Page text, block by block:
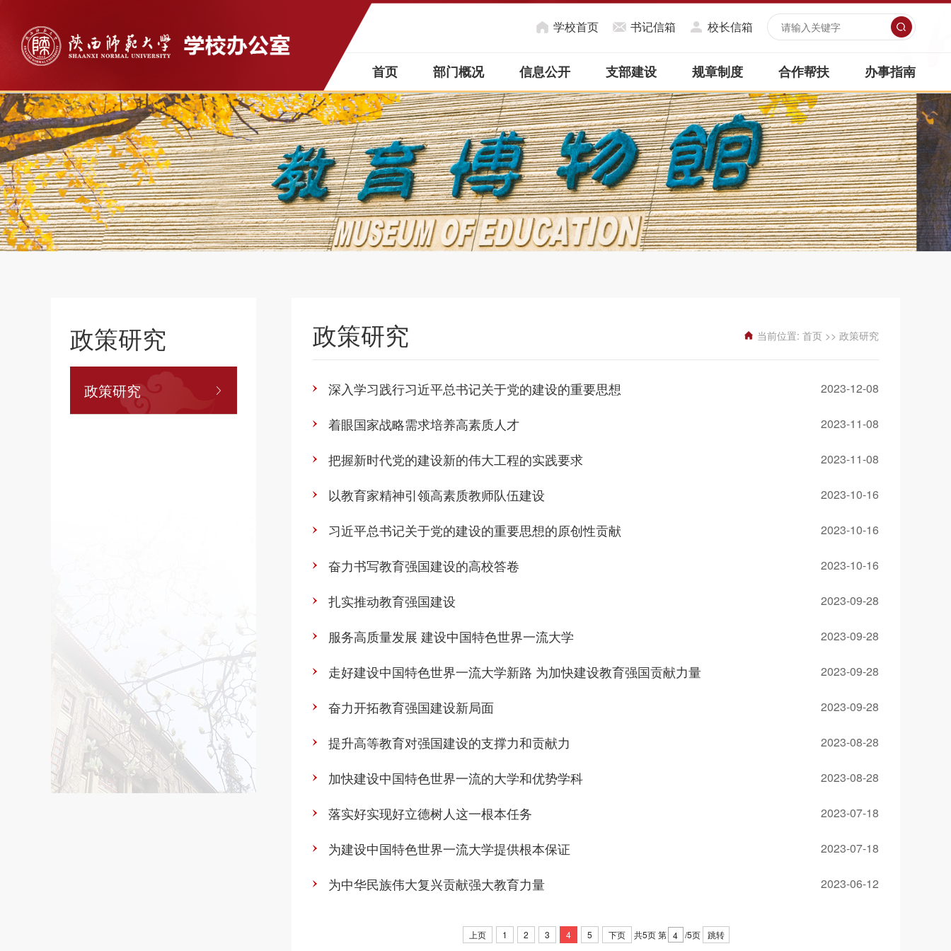
学校首页 书记信箱 校长信箱
首页 部门概况 信息公开 支部建设 规章制度 合作帮扶 办事指南
政策研究
政策研究
政策研究 当前位置: 首页 >> 政策研究
深入学习践行习近平总书记关于党的建设的重要思想 2023-12-08
着眼国家战略需求培养高素质人才 2023-11-08
把握新时代党的建设新的伟大工程的实践要求 2023-11-08
以教育家精神引领高素质教师队伍建设 2023-10-16
习近平总书记关于党的建设的重要思想的原创性贡献 2023-10-16
奋力书写教育强国建设的高校答卷 2023-10-16
扎实推动教育强国建设 2023-09-28
服务高质量发展 建设中国特色世界一流大学 2023-09-28
走好建设中国特色世界一流大学新路 为加快建设教育强国贡献力量 2023-09-28
奋力开拓教育强国建设新局面 2023-09-28
提升高等教育对强国建设的支撑力和贡献力 2023-08-28
加快建设中国特色世界一流的大学和优势学科 2023-08-28
落实好实现好立德树人这一根本任务 2023-07-18
为建设中国特色世界一流大学提供根本保证 2023-07-18
为中华民族伟大复兴贡献强大教育力量 2023-06-12
上页 1 2 3 4 5 下页 共5页 第 /5页 跳转